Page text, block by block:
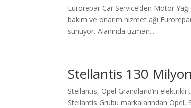
Eurorepar Car Service’den Motor
bakım ve onarım hizmet ağı
sunuyor. Alanında uzman...
Stellantis 130
Stellantis, Opel Grandland’ın
Stellantis Grubu markalarından